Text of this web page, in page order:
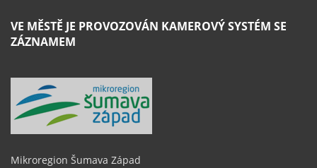
VE MĚSTĚ JE PROVOZOVÁN KAMEROVÝ SYSTÉM SE
ZÁZNAMEM
Mikroregion Šumava Západ